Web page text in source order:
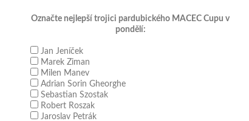
Označte nejlepší trojici pardubického MACEC Cupu v
pondělí:
Jan Jeníček
Marek Ziman
Milen Manev
Adrian Sorin Gheorghe
Sebastian Szostak
Robert Roszak
Jaroslav Petrák